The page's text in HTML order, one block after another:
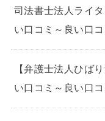
司法書士法人ライ
い口コミ～良い口
【弁護士法人ひば
い口コミ～良い口